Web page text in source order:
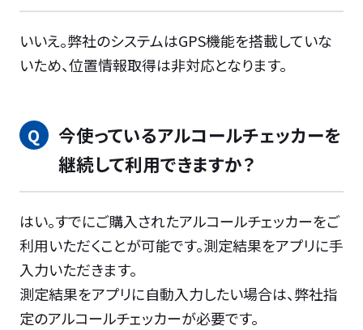
いいえ。弊社のシステムはGPS機能を搭載していな
いため、位置情報取得は非対応となります。
今使っているアルコールチェッカーを
継続して利用できますか？
はい。すでにご購入されたアルコールチェッカーをご
利用いただくことが可能です。測定結果をアプリに手
入力いただきます。
測定結果をアプリに自動入力したい場合は、弊社指
定のアルコールチェッカーが必要です。